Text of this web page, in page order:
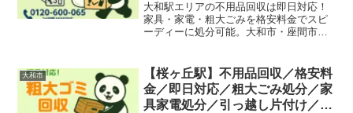
大和駅エリアの不用品回収は即日対応！
家具・家電・粗大ごみを格安料金でスピ
ーディーに処分可能。大和市・座間市・
大和市
【桜ヶ丘駅】不用品回収／格安料
金／即日対応／粗大ごみ処分／家
具家電処分／引っ越し片付け／遺